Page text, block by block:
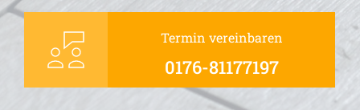
Termin vereinbaren
0176-81177197